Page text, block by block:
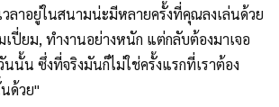
ลาอยู่ในสนามน่ะมีหลายครั้งที่คุณลงเล่นด้วย
เปี่ยม, ทำงานอย่างหนัก แต่กลับต้องมาเจอ
นั้น ซึ่งที่จริงมันก็ไม่ใช่ครั้งแรกที่เราต้อง
ด้วย"